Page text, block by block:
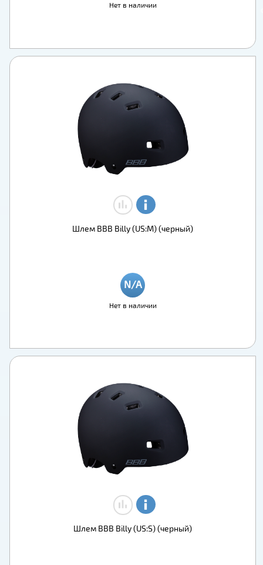
Нет в наличии
Шлем BBB Billy (US:M) (черный)
Нет в наличии
Шлем BBB Billy (US:S) (черный)